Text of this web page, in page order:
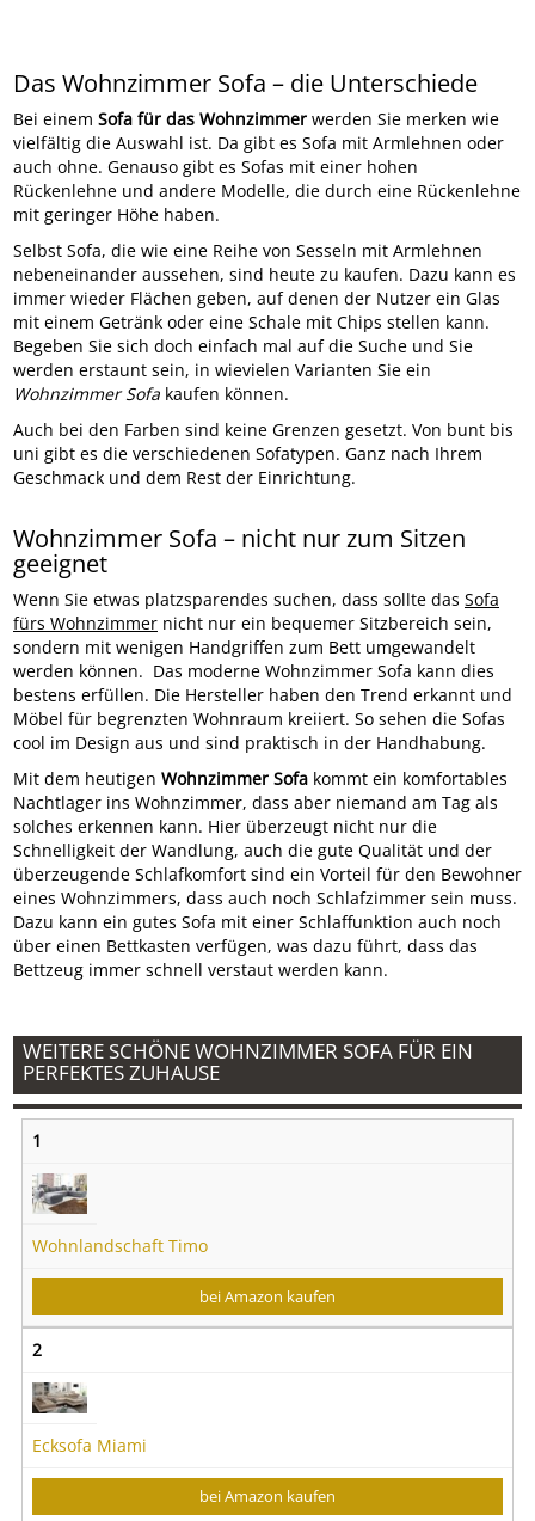
Das Wohnzimmer Sofa – die Unterschiede
Bei einem Sofa für das Wohnzimmer werden Sie merken wie
vielfältig die Auswahl ist. Da gibt es Sofa mit Armlehnen oder
auch ohne. Genauso gibt es Sofas mit einer hohen
Rückenlehne und andere Modelle, die durch eine Rückenlehne
mit geringer Höhe haben.
Selbst Sofa, die wie eine Reihe von Sesseln mit Armlehnen
nebeneinander aussehen, sind heute zu kaufen. Dazu kann es
immer wieder Flächen geben, auf denen der Nutzer ein Glas
mit einem Getränk oder eine Schale mit Chips stellen kann.
Begeben Sie sich doch einfach mal auf die Suche und Sie
werden erstaunt sein, in wievielen Varianten Sie ein
Wohnzimmer Sofa kaufen können.
Auch bei den Farben sind keine Grenzen gesetzt. Von bunt bis
uni gibt es die verschiedenen Sofatypen. Ganz nach Ihrem
Geschmack und dem Rest der Einrichtung.
Wohnzimmer Sofa – nicht nur zum Sitzen
geeignet
Wenn Sie etwas platzsparendes suchen, dass sollte das Sofa
fürs Wohnzimmer nicht nur ein bequemer Sitzbereich sein,
sondern mit wenigen Handgriffen zum Bett umgewandelt
werden können. Das moderne Wohnzimmer Sofa kann dies
bestens erfüllen. Die Hersteller haben den Trend erkannt und
Möbel für begrenzten Wohnraum kreiiert. So sehen die Sofas
cool im Design aus und sind praktisch in der Handhabung.
Mit dem heutigen Wohnzimmer Sofa kommt ein komfortables
Nachtlager ins Wohnzimmer, dass aber niemand am Tag als
solches erkennen kann. Hier überzeugt nicht nur die
Schnelligkeit der Wandlung, auch die gute Qualität und der
überzeugende Schlafkomfort sind ein Vorteil für den Bewohner
eines Wohnzimmers, dass auch noch Schlafzimmer sein muss.
Dazu kann ein gutes Sofa mit einer Schlaffunktion auch noch
über einen Bettkasten verfügen, was dazu führt, dass das
Bettzeug immer schnell verstaut werden kann.
WEITERE SCHÖNE WOHNZIMMER SOFA FÜR EIN
PERFEKTES ZUHAUSE
1
Wohnlandschaft Timo
bei Amazon kaufen
2
Ecksofa Miami
bei Amazon kaufen